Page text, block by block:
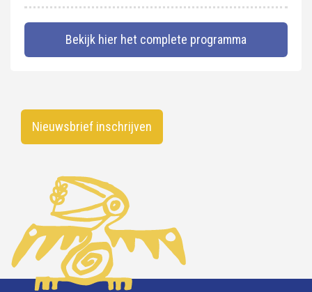
Bekijk hier het complete programma
Nieuwsbrief inschrijven